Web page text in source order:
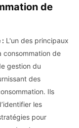
de
: L'un des principaux
consommation de
gestion du
des
Ils
les
pour